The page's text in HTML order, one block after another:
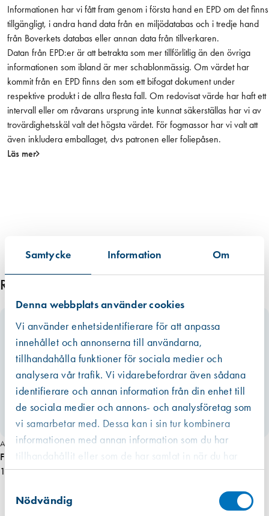
Samtycke Information Om
Denna webbplats använder cookies
Vi använder enhetsidentifierare för att anpassa
innehållet och annonserna till användarna,
tillhandahålla funktioner för sociala medier och
analysera vår trafik. Vi vidarebefordrar även sådana
identifierare och annan information från din enhet till
de sociala medier och annons- och analysföretag som
vi samarbetar med. Dessa kan i sin tur kombinera
informationen med annan information som du har
tillhandahållit eller som de har samlat in när du har
använt deras tjänster.
Nödvändig
g
)
m
ä
n
g
d
Informationen har vi fått fram genom i första hand en EPD om det finns
tillgängligt, i andra hand data från en miljödatabas och i tredje hand
från Boverkets databas eller annan data från tillverkaren.
Datan från EPD:er är att betrakta som mer tillförlitlig än den övriga
informationen som ibland är mer schablonmässig. Om värdet har
kommit från en EPD finns den som ett bifogat dokument under
respektive produkt i de allra flesta fall. Om redovisat värde har haft ett
intervall eller om råvarans ursprung inte kunnat säkerställas har vi av
trovärdighetsskäl valt det högsta värdet. För fogmassor har vi valt att
även inkludera emballaget, dvs patronen eller foliepåsen.
Läs mer
Relaterade produkter
Art. nr 1733
Fresh F12 överluftsgaller 1 par (vit plast)
102,00 kr
Slut i lager